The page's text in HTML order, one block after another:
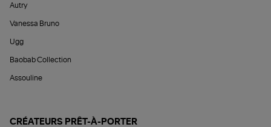
Autry
Vanessa Bruno
Ugg
Baobab Collection
Assouline
CRÉATEURS PRÊT-À-PORTER